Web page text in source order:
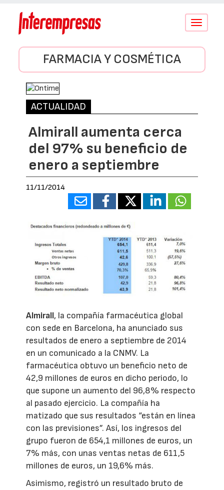
Conmutar
FARMACIA Y COSMÉTICA
ACTUALIDAD
Almirall aumenta cerca
del 97% su beneficio de
enero a septiembre
11/11/2014
Almirall, la compañía farmacéutica global
con sede en Barcelona, ha anunciado sus
resultados de enero a septiembre de 2014
en un comunicado a la CNMV. La
farmacéutica obtuvo un beneficio neto de
42,9 millones de euros en dicho periodo, lo
que supone un aumento del 96,8% respecto
al pasado ejercicio. La compañía ha
matizado que sus resultados “están en línea
con las previsiones”. Así, los ingresos del
grupo fueron de 654,1 millones de euros, un
7% más, con unas ventas netas de 611,5
millones de euros, un 19,6% más.
Asimismo, registró un resultado bruto de